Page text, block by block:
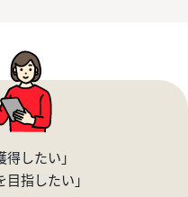
得したい」
目指したい」